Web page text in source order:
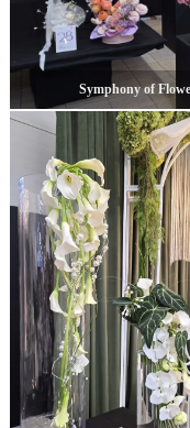
Symphony of